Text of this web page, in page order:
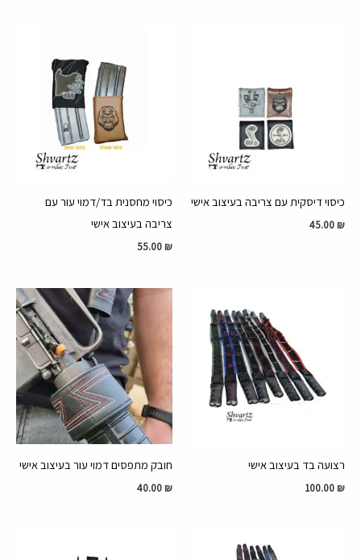
כיסוי דיסקית עם צריבה בעיצוב אישי
45.00 ₪
כיסוי מחסנית בד/דמוי עור עם
צריבה בעיצוב אישי
55.00 ₪
רצועה בד בעיצוב אישי
100.00 ₪
חובק מתפסים דמוי עור בעיצוב אישי
40.00 ₪